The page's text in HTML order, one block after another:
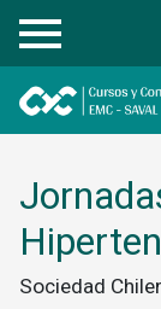
Registrarse
Sociedad